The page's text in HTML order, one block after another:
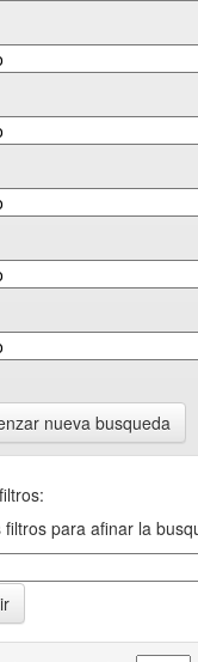
nueva busqueda
filtros para afinar la